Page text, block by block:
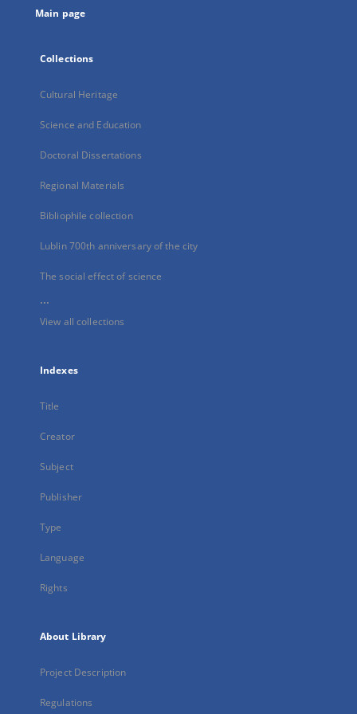
Main page
Collections
Cultural Heritage
Science and Education
Doctoral Dissertations
Regional Materials
Bibliophile collection
Lublin 700th anniversary of the city
The social effect of science
...
View all collections
Indexes
Title
Creator
Subject
Publisher
Type
Language
Rights
About Library
Project Description
Regulations